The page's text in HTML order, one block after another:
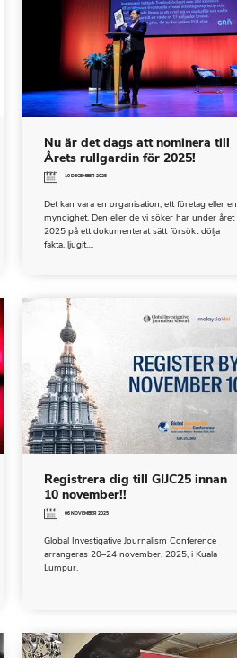
Nu är det dags att nominera till
Årets rullgardin för 2025!
10 DECEMBER 2025
Det kan vara en organisation, ett företag eller en
myndighet. Den eller de vi söker har under året
2025 på ett dokumenterat sätt försökt dölja
fakta, ljugit,...
Registrera dig till GIJC25 innan
10 november!!
06 NOVEMBER 2025
Global Investigative Journalism Conference
arrangeras 20–24 november, 2025, i Kuala
Lumpur.